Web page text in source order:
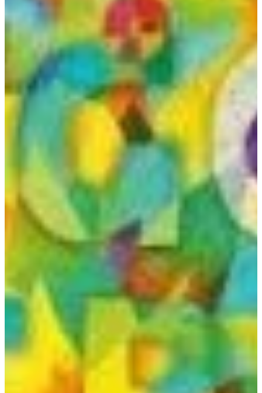
Taba na Escola